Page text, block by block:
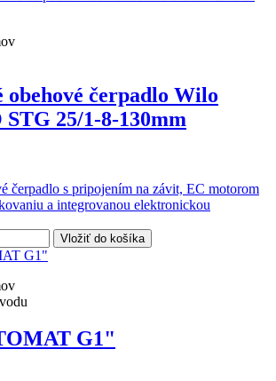
čerpadlo Wilo
25/1-8-130mm
čerpadlo s pripojením na závit, EC motorom
a integrovanou elektronickou
Vložiť do košíka
G1"